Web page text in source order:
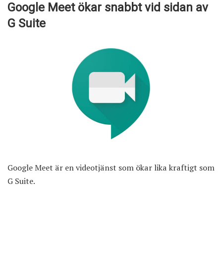
Google Meet ökar snabbt vid sidan av
G Suite
Google Meet är en videotjänst som ökar lika kraftigt som
G Suite.